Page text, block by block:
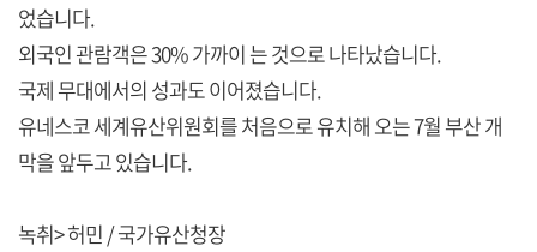
었습니다.
외국인 관람객은 30% 가까이 는 것으로 나타났습니다.
국제 무대에서의 성과도 이어졌습니다.
유네스코 세계유산위원회를 처음으로 유치해 오는 7월 부산 개
막을 앞두고 있습니다.
녹취> 허민 / 국가유산청장